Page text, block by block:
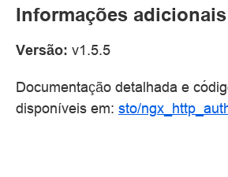
Informações adicionais
Versão: v1.5.5
Documentação detalhada e
disponíveis em: sto/